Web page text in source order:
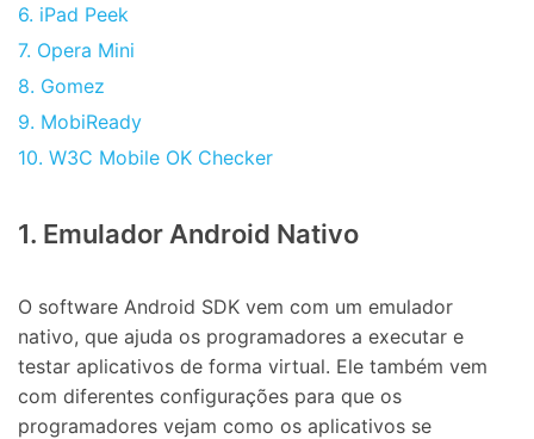
6. iPad Peek
7. Opera Mini
8. Gomez
9. MobiReady
10. W3C Mobile OK Checker
1. Emulador Android Nativo
O software Android SDK vem com um emulador
nativo, que ajuda os programadores a executar e
testar aplicativos de forma virtual. Ele também vem
com diferentes configurações para que os
programadores vejam como os aplicativos se